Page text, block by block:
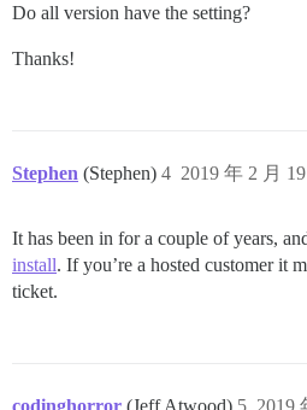
Do all version have the setting?
Thanks!
Stephen (Stephen) 2019 年 2 月
4
It has been in for a couple of years,
install. If you’re a hosted customer it
ticket.
codinghorror (Jeff Atwood) 2019
5